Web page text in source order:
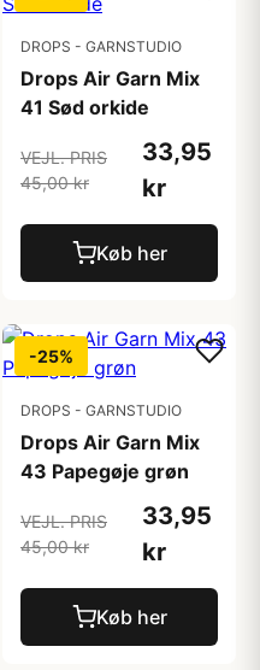
DROPS - GARNSTUDIO
Drops Air Garn Mix
41 Sød orkide
VEJL. PRIS
45,00 kr
33,95
kr
Køb her
-25%
DROPS - GARNSTUDIO
Drops Air Garn Mix
43 Papegøje grøn
VEJL. PRIS
45,00 kr
33,95
kr
Køb her